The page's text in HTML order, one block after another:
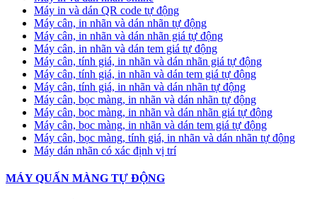
Máy in và dán QR code tự động
Máy cân, in nhãn và dán nhãn tự động
Máy cân, in nhãn và dán nhãn giá tự động
Máy cân, in nhãn và dán tem giá tự động
Máy cân, tính giá, in nhãn và dán nhãn giá tự động
Máy cân, tính giá, in nhãn và dán tem giá tự động
Máy cân, tính giá, in nhãn và dán nhãn tự động
Máy cân, bọc màng, in nhãn và dán nhãn tự động
Máy cân, bọc màng, in nhãn và dán nhãn giá tự động
Máy cân, bọc màng, in nhãn và dán tem giá tự động
Máy cân, bọc màng, tính giá, in nhãn và dán nhãn tự động
Máy dán nhãn có xác định vị trí
MÁY QUẤN MÀNG TỰ ĐỘNG